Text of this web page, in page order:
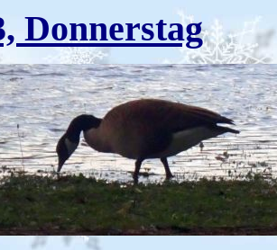
Donnerstag